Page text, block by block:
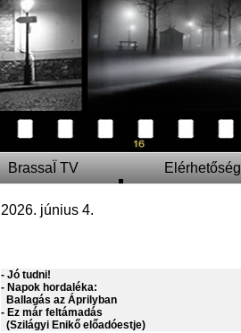
BrassaÏ TV Elérhetőség
2026. június 4.
- Jó tudni!
- Napok hordaléka:
Ballagás az Áprilyban
- Ez már feltámadás
(Szilágyi Enikő előadóestje)